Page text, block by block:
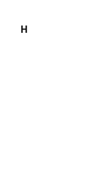
HODNOTENIE